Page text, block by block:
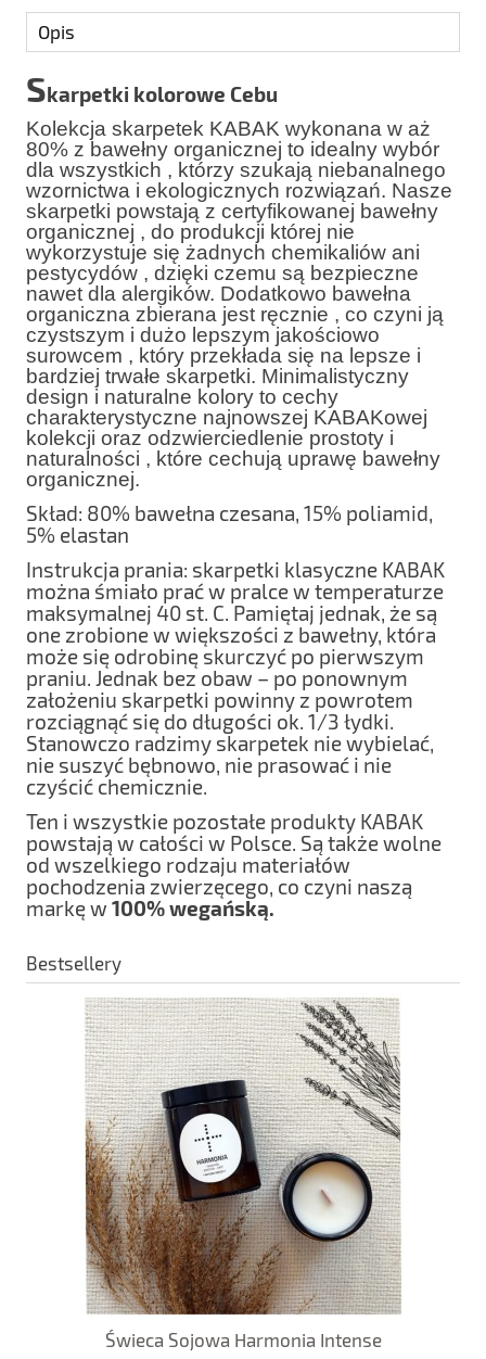
Opis
Skarpetki kolorowe Cebu
Kolekcja skarpetek KABAK wykonana w aż
80% z bawełny organicznej to idealny wybór
dla wszystkich , którzy szukają niebanalnego
wzornictwa i ekologicznych rozwiązań. Nasze
skarpetki powstają z certyfikowanej bawełny
organicznej , do produkcji której nie
wykorzystuje się żadnych chemikaliów ani
pestycydów , dzięki czemu są bezpieczne
nawet dla alergików. Dodatkowo bawełna
organiczna zbierana jest ręcznie , co czyni ją
czystszym i dużo lepszym jakościowo
surowcem , który przekłada się na lepsze i
bardziej trwałe skarpetki. Minimalistyczny
design i naturalne kolory to cechy
charakterystyczne najnowszej KABAKowej
kolekcji oraz odzwierciedlenie prostoty i
naturalności , które cechują uprawę bawełny
organicznej.
Skład: 80% bawełna czesana, 15% poliamid,
5% elastan
Instrukcja prania: skarpetki klasyczne KABAK
można śmiało prać w pralce w temperaturze
maksymalnej 40 st. C. Pamiętaj jednak, że są
one zrobione w większości z bawełny, która
może się odrobinę skurczyć po pierwszym
praniu. Jednak bez obaw – po ponownym
założeniu skarpetki powinny z powrotem
rozciągnąć się do długości ok. 1/3 łydki.
Stanowczo radzimy skarpetek nie wybielać,
nie suszyć bębnowo, nie prasować i nie
czyścić chemicznie.
Ten i wszystkie pozostałe produkty KABAK
powstają w całości w Polsce. Są także wolne
od wszelkiego rodzaju materiałów
pochodzenia zwierzęcego, co czyni naszą
markę w 100% wegańską.
Bestsellery
Świeca Sojowa Harmonia Intense